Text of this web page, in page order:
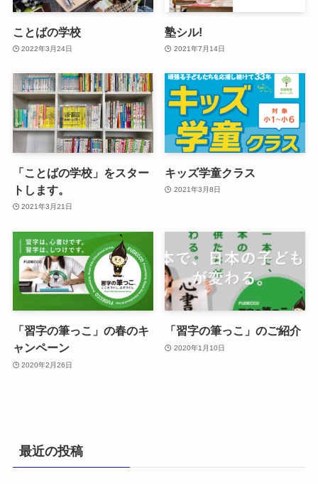
ことばの学校
2022年3月24日
塾シル!
2021年7月14日
「ことばの学校」をスター
トします。
2021年3月21日
キッズ学童クラス
2021年3月8日
「習字の筆っこ」の春のキ
ャンペーン
2020年2月26日
「習字の筆っこ」のご紹介
2020年1月10日
最近の投稿